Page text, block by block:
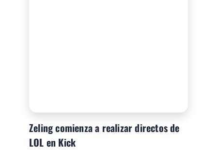
Zeling comienza a realizar directos de
LOL en Kick